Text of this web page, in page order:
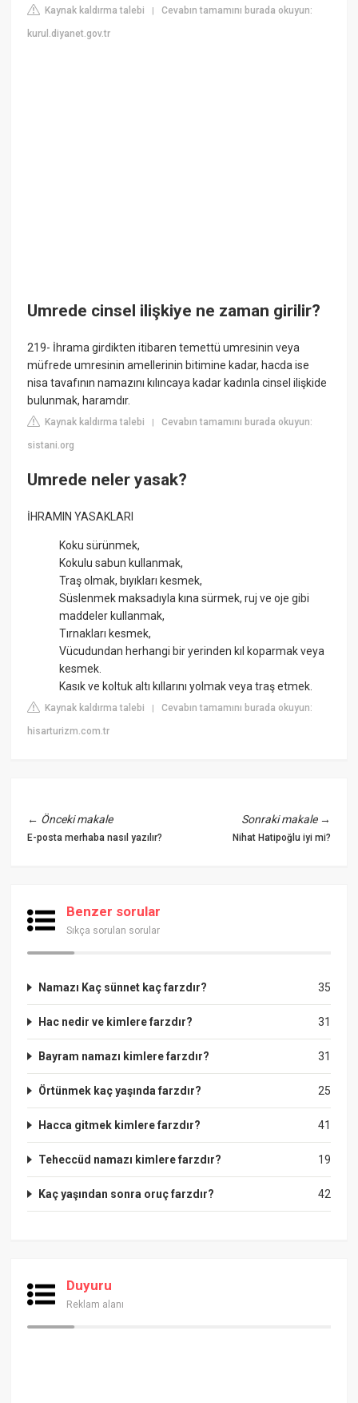
Kaynak kaldırma talebi |Cevabın tamamını burada okuyun:
kurul.diyanet.gov.tr
Umrede cinsel ilişkiye ne zaman girilir?
219- İhrama girdikten itibaren temettü umresinin veya
müfrede umresinin amellerinin bitimine kadar, hacda ise
nisa tavafının namazını kılıncaya kadar kadınla cinsel ilişkide
bulunmak, haramdır.
Kaynak kaldırma talebi |Cevabın tamamını burada okuyun:
sistani.org
Umrede neler yasak?
İHRAMIN YASAKLARI
Koku sürünmek,
Kokulu sabun kullanmak,
Traş olmak, bıyıkları kesmek,
Süslenmek maksadıyla kına sürmek, ruj ve oje gibi
maddeler kullanmak,
Tırnakları kesmek,
Vücudundan herhangi bir yerinden kıl koparmak veya
kesmek.
Kasık ve koltuk altı kıllarını yolmak veya traş etmek.
Kaynak kaldırma talebi |Cevabın tamamını burada okuyun:
hisarturizm.com.tr
← Önceki makale
E-posta merhaba nasıl yazılır?
Sonraki makale→
Nihat Hatipoğlu iyi mi?
Benzer sorular
Sıkça sorulan sorular
35
Namazı Kaç sünnet kaç farzdır?
31
Hac nedir ve kimlere farzdır?
31
Bayram namazı kimlere farzdır?
25
Örtünmek kaç yaşında farzdır?
41
Hacca gitmek kimlere farzdır?
19
Teheccüd namazı kimlere farzdır?
42
Kaç yaşından sonra oruç farzdır?
Duyuru
Reklam alanı